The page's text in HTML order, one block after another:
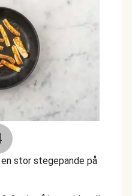
stor stegepande på